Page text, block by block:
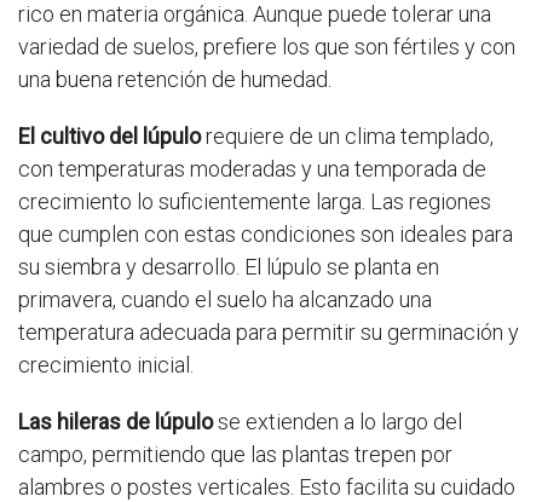
rico en materia orgánica. Aunque puede tolerar una
variedad de suelos, prefiere los que son fértiles y con
una buena retención de humedad.
El cultivo del lúpulorequiere de un clima templado,
con temperaturas moderadas y una temporada de
crecimiento lo suficientemente larga. Las regiones
que cumplen con estas condiciones son ideales para
su siembra y desarrollo. El lúpulo se planta en
primavera, cuando el suelo ha alcanzado una
temperatura adecuada para permitir su germinación y
crecimiento inicial.
Las hileras de lúpulose extienden a lo largo del
campo, permitiendo que las plantas trepen por
alambres o postes verticales. Esto facilita su cuidado